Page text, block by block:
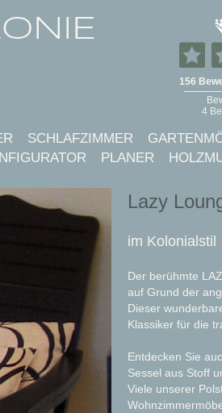
SCHLAFZIMMER
PLANER
Lazy
im Kolonialstil
Der berühmte
auf Grund der
Dieser
Klassiker für die
Entdecken Sie
Sessel aus Stoff
Viele unserer